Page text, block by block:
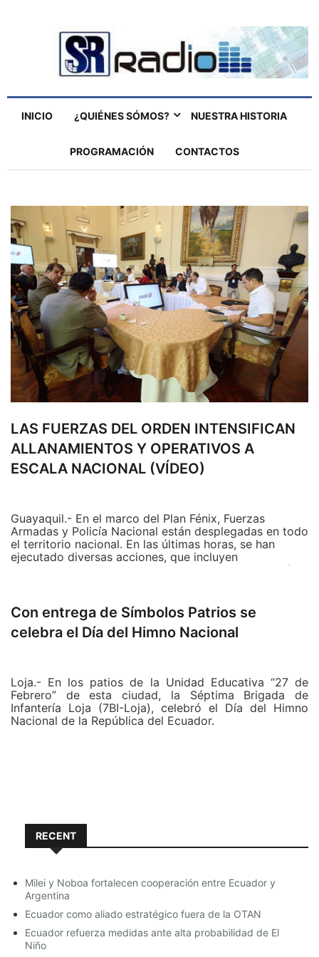
INICIO ¿QUIÉNES SÓMOS? NUESTRA HISTORIA
PROGRAMACIÓN CONTACTOS
LAS FUERZAS DEL ORDEN INTENSIFICAN
ALLANAMIENTOS Y OPERATIVOS A
ESCALA NACIONAL (VÍDEO)
Guayaquil.- En el marco del Plan Fénix, Fuerzas
Armadas y Policía Nacional están desplegadas en todo
el territorio nacional. En las últimas horas, se han
ejecutado diversas acciones, que incluyen
allanamientos y controles en distintas zonas del país.
terroristas y delictivas.
En concordancia con las directrices presidenciales, se
orden continúan interviniendo el CPL Guayas por
segundo día consecutivo. Según lo indicado por el jefe
del Comando Conjunto de las Fuerzas Armadas, Jaime
Vela, se ha llevado a cabo la intervención de 10
centros penitenciarios con controles exhaustivos de
Con entrega de Símbolos Patrios se
celebra el Día del Himno Nacional
Loja.- En los patios de la Unidad Educativa “27 de
Febrero” de esta ciudad, la Séptima Brigada de
Infantería Loja (7BI-Loja), celebró el Día del Himno
Nacional de la República del Ecuador.
@7biLoja @FFAAECUADOR
@EjercitoECU @CronicaLoja
@lindonsanmartin @jmarisol13
RECENT
Milei y Noboa fortalecen cooperación entre Ecuador y
Argentina
Ecuador como aliado estratégico fuera de la OTAN
Ecuador refuerza medidas ante alta probabilidad de El
Niño